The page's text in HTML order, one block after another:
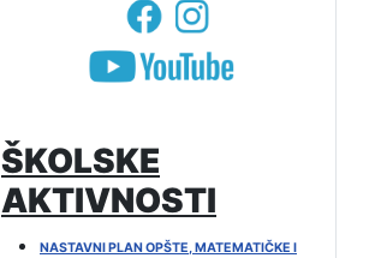
ŠKOLSKE
AKTIVNOSTI
NASTAVNI PLAN OPŠTE, MATEMATIČKE I